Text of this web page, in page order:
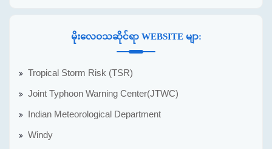
မိုးလေဝသဆိုင်ရာ WEBSITE မျာ:
Tropical Storm Risk (TSR)
Joint Typhoon Warning Center(JTWC)
Indian Meteorological Department
Windy